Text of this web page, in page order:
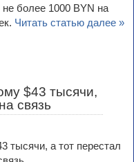
не более 1000 BYN на
Читать статью далее »
$43 тысячи,
связь